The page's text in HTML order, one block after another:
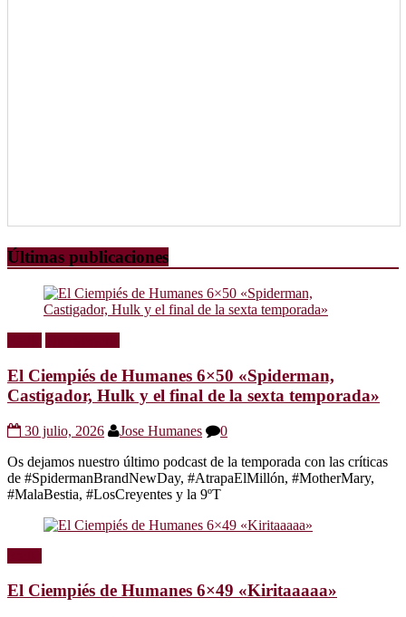
Últimas publicaciones
El Ciempiés de Humanes 6×50 «Spiderman,
Castigador, Hulk y el final de la sexta temporada»
30 julio, 2026 Jose Humanes
0
Os dejamos nuestro último podcast de la temporada con las críticas
de #SpidermanBrandNewDay, #AtrapaElMillón, #MotherMary,
#MalaBestia, #LosCreyentes y la 9ºT
El Ciempiés de Humanes 6×49 «Kiritaaaaa»